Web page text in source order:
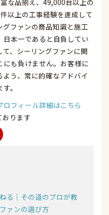
な品揃え、49,000台以上の
以上の工事経験を達成して
グファンの商品知識と施工
日本一であると自負してい
て、シーリングファンに関
にも負けません。お客様に
よう、常に的確なアドバイ
。
ロフィール詳細はこちら
おります
る｜その道のプロが教
ァンの選び方